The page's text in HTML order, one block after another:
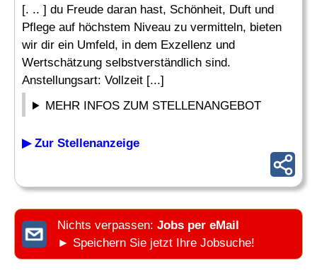
[. .. ] du Freude daran hast, Schönheit, Duft und
Pflege auf höchstem Niveau zu vermitteln, bieten
wir dir ein Umfeld, in dem Exzellenz und
Wertschätzung selbstverständlich sind.
Anstellungsart: Vollzeit [...]
MEHR INFOS ZUM STELLENANGEBOT
▶ Zur Stellenanzeige
Nichts verpassen: Jobs per eMail
► Speichern Sie jetzt Ihre Jobsuche!